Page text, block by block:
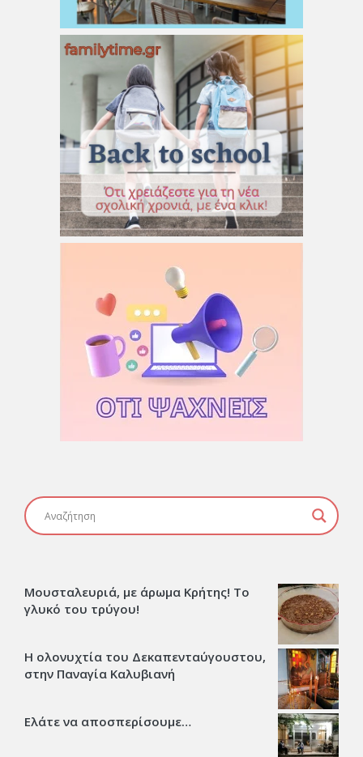
Μουσταλευριά, με άρωμα Κρήτης! Το
γλυκό του τρύγου!
Η ολονυχτία του Δεκαπενταύγουστου,
στην Παναγία Καλυβιανή
Ελάτε να αποσπερίσουμε…